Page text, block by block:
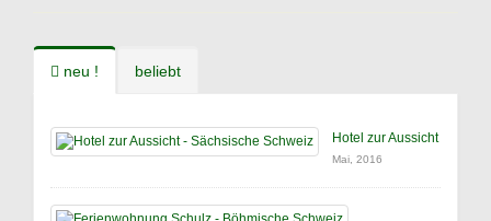
neu ! beliebt
Hotel zur Aussicht
Mai, 2016